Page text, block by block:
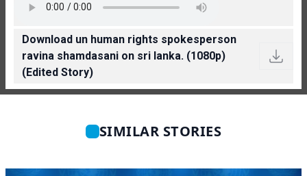
Download un human rights spokesperson
ravina shamdasani on sri lanka. (1080p)
(Edited Story)
SIMILAR STORIES